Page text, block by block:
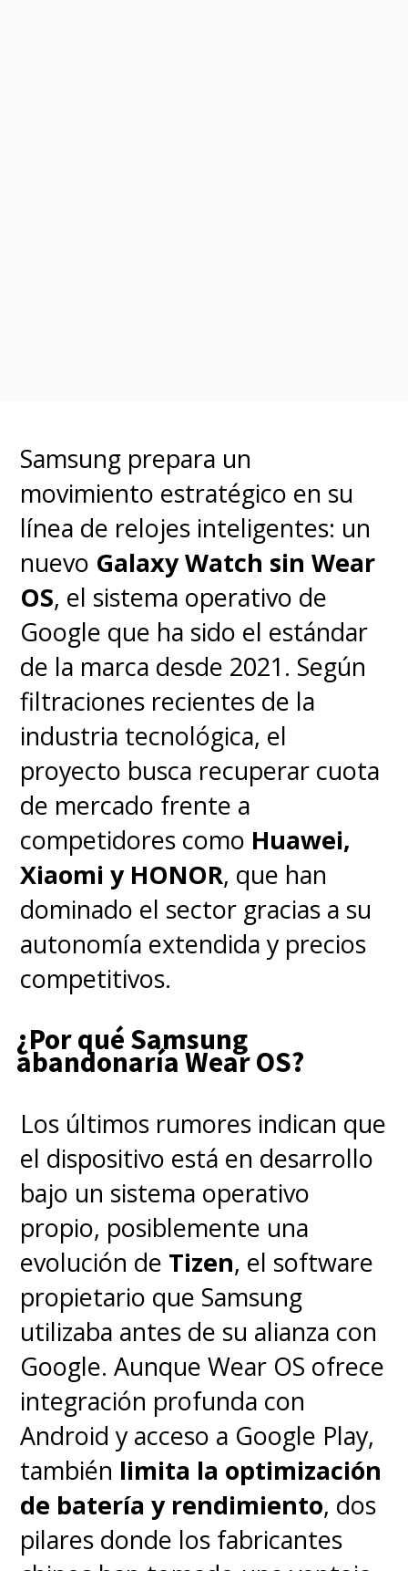
Samsung prepara un
movimiento estratégico en su
línea de relojes inteligentes: un
nuevo Galaxy Watch sin Wear
OS, el sistema operativo de
Google que ha sido el estándar
de la marca desde 2021. Según
filtraciones recientes de la
industria tecnológica, el
proyecto busca recuperar cuota
de mercado frente a
competidores como Huawei,
Xiaomi y HONOR, que han
dominado el sector gracias a su
autonomía extendida y precios
competitivos.
¿Por qué Samsung
abandonaría Wear OS?
Los últimos rumores indican que
el dispositivo está en desarrollo
bajo un sistema operativo
propio, posiblemente una
evolución de Tizen, el software
propietario que Samsung
utilizaba antes de su alianza con
Google. Aunque Wear OS ofrece
integración profunda con
Android y acceso a Google Play,
también limita la optimización
de batería y rendimiento, dos
pilares donde los fabricantes